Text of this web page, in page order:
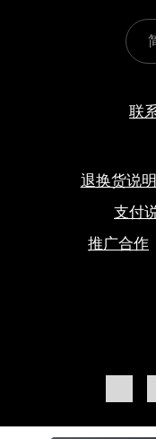
联
退换货说明
支付
推广合作